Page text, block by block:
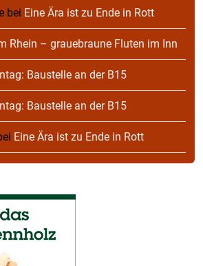
bei Eine Ära ist zu Ende in Rott
Rhein – grauebraune Fluten im Inn
Baustelle an der B15
Baustelle an der B15
Eine Ära ist zu Ende in Rott